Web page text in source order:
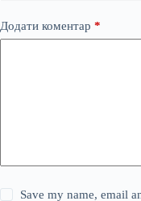
Додати коментар *
Save my name, email